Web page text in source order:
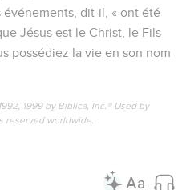
événements, dit-il, « ont été
Jésus est le Christ, le Fils
possédiez la vie en son nom
1999 by Biblica, Inc.® Used by
reserved worldwide.